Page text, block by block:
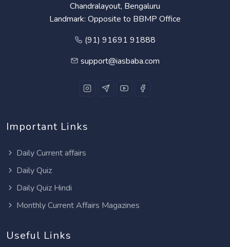
Chandralayout, Bengaluru
Landmark: Opposite to BBMP Office
(91) 91691 91888
support@iasbaba.com
Important Links
Daily Current affairs
Daily Quiz
Daily Quiz Hindi
Monthly Current Affairs Magazines
Useful Links